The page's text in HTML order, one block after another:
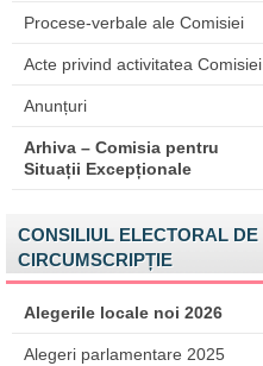
Procese-verbale ale Comisiei
Acte privind activitatea Comisiei
Anunțuri
Arhiva – Comisia pentru
Situații Excepționale
CONSILIUL ELECTORAL DE
CIRCUMSCRIPȚIE
Alegerile locale noi 2026
Alegeri parlamentare 2025